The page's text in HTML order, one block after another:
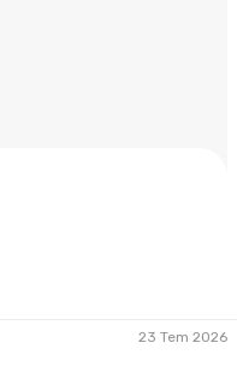
23 Tem 2026